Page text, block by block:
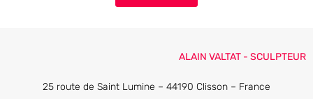
ALAIN VALTAT - SCULPTEUR
25 route de Saint Lumine – 44190 Clisson – France